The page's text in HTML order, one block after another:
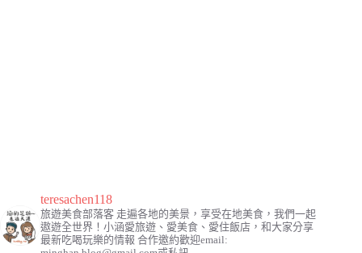
teresachen118
旅遊美食部落客 走遍各地的美景，享受在地美食，我們一起
遨遊全世界！小涵愛旅遊、愛美食、愛住飯店，和大家分享
最新吃喝玩樂的情報 合作邀約歡迎email: